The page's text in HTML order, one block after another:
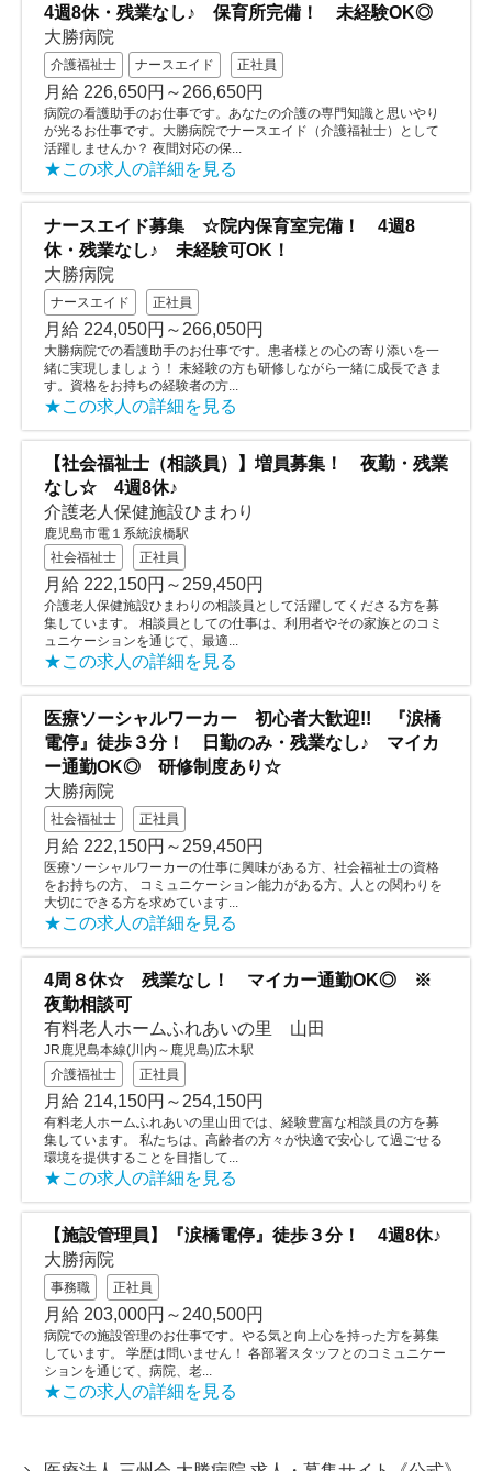
4週8休・残業なし♪ 保育所完備！ 未経験OK◎
大勝病院
介護福祉士 ナースエイド 正社員
月給 226,650円～266,650円
病院の看護助手のお仕事です。あなたの介護の専門知識と思いやり
が光るお仕事です。大勝病院でナースエイド（介護福祉士）として
活躍しませんか？ 夜間対応の保...
★この求人の詳細を見る
ナースエイド募集 ☆院内保育室完備！ 4週8
休・残業なし♪ 未経験可OK！
大勝病院
ナースエイド 正社員
月給 224,050円～266,050円
大勝病院での看護助手のお仕事です。患者様との心の寄り添いを一
緒に実現しましょう！ 未経験の方も研修しながら一緒に成長できま
す。資格をお持ちの経験者の方...
★この求人の詳細を見る
【社会福祉士（相談員）】増員募集！ 夜勤・残業
なし☆ 4週8休♪
介護老人保健施設ひまわり
鹿児島市電１系統涙橋駅
社会福祉士
正社員
月給 222,150円～259,450円
介護老人保健施設ひまわりの相談員として活躍してくださる方を募
集しています。 相談員としての仕事は、利用者やその家族とのコミ
ュニケーションを通じて、最適...
★この求人の詳細を見る
医療ソーシャルワーカー 初心者大歓迎!! 『涙橋
電停』徒歩３分！ 日勤のみ・残業なし♪ マイカ
ー通勤OK◎ 研修制度あり☆
大勝病院
社会福祉士 正社員
月給 222,150円～259,450円
医療ソーシャルワーカーの仕事に興味がある方、社会福祉士の資格
をお持ちの方、 コミュニケーション能力がある方、人との関わりを
大切にできる方を求めています...
★この求人の詳細を見る
4周８休☆ 残業なし！ マイカー通勤OK◎ ※
夜勤相談可
有料老人ホームふれあいの里 山田
JR鹿児島本線(川内～鹿児島)広木駅
介護福祉士
正社員
月給 214,150円～254,150円
有料老人ホームふれあいの里山田では、経験豊富な相談員の方を募
集しています。 私たちは、高齢者の方々が快適で安心して過ごせる
環境を提供することを目指して...
★この求人の詳細を見る
【施設管理員】『涙橋電停』徒歩３分！ 4週8休♪
大勝病院
事務職 正社員
月給 203,000円～240,500円
病院での施設管理のお仕事です。やる気と向上心を持った方を募集
しています。 学歴は問いません！ 各部署スタッフとのコミュニケー
ションを通じて、病院、老...
★この求人の詳細を見る